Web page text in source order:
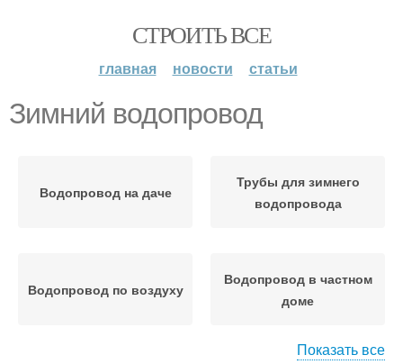
СТРОИТЬ ВСЕ
главная новости статьи
Зимний водопровод
Водопровод на даче
Трубы для зимнего
водопровода
Водопровод по воздуху
Водопровод в частном
доме
Показать все